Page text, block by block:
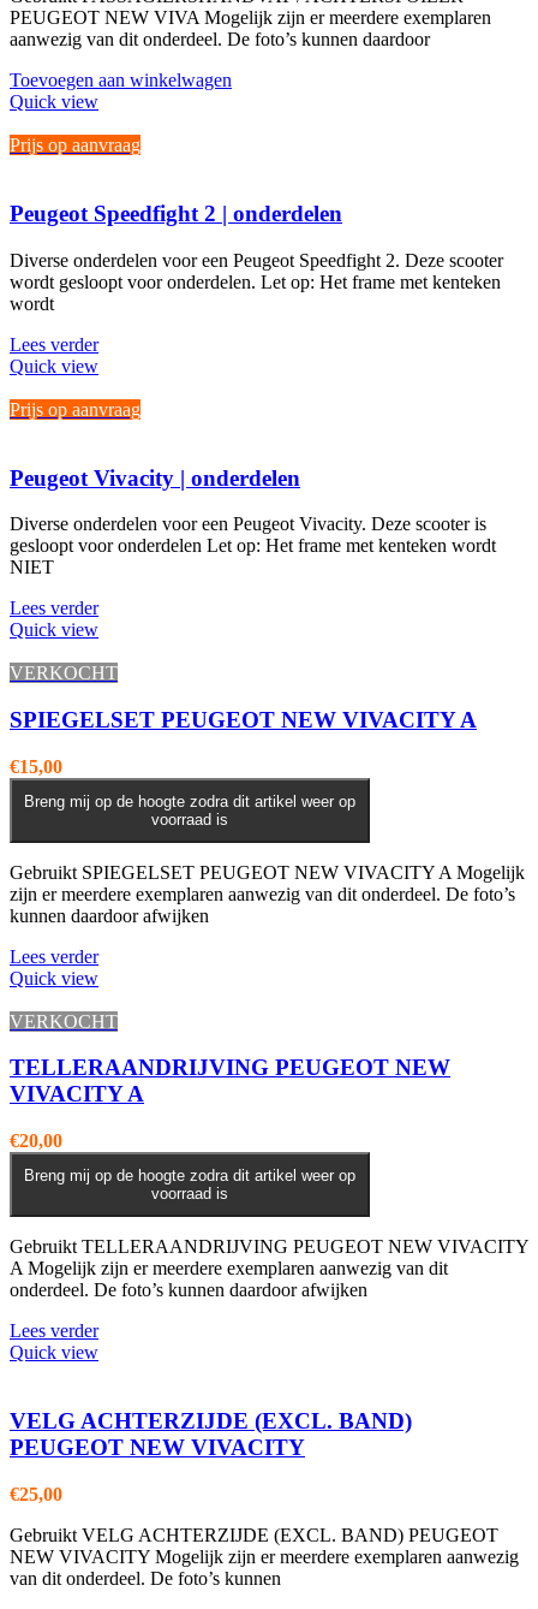
PEUGEOT NEW VIVA Mogelijk zijn er meerdere exemplaren
aanwezig van dit onderdeel. De foto’s kunnen daardoor
Toevoegen aan winkelwagen
Quick view
Prijs op aanvraag
Peugeot Speedfight 2 | onderdelen
Diverse onderdelen voor een Peugeot Speedfight 2. Deze scooter
wordt gesloopt voor onderdelen. Let op: Het frame met kenteken
wordt
Lees verder
Quick view
Prijs op aanvraag
Peugeot Vivacity | onderdelen
Diverse onderdelen voor een Peugeot Vivacity. Deze scooter is
gesloopt voor onderdelen Let op: Het frame met kenteken wordt
NIET
Lees verder
Quick view
VERKOCHT
SPIEGELSET PEUGEOT NEW VIVACITY A
€15,00
Breng mij op de hoogte zodra dit artikel weer op
voorraad is
Gebruikt SPIEGELSET PEUGEOT NEW VIVACITY A Mogelijk
zijn er meerdere exemplaren aanwezig van dit onderdeel. De foto’s
kunnen daardoor afwijken
Lees verder
Quick view
VERKOCHT
TELLERAANDRIJVING PEUGEOT NEW
VIVACITY A
€20,00
Breng mij op de hoogte zodra dit artikel weer op
voorraad is
Gebruikt TELLERAANDRIJVING PEUGEOT NEW VIVACITY
A Mogelijk zijn er meerdere exemplaren aanwezig van dit
onderdeel. De foto’s kunnen daardoor afwijken
Lees verder
Quick view
VELG ACHTERZIJDE (EXCL. BAND)
PEUGEOT NEW VIVACITY
€25,00
Gebruikt VELG ACHTERZIJDE (EXCL. BAND) PEUGEOT
NEW VIVACITY Mogelijk zijn er meerdere exemplaren aanwezig
van dit onderdeel. De foto’s kunnen